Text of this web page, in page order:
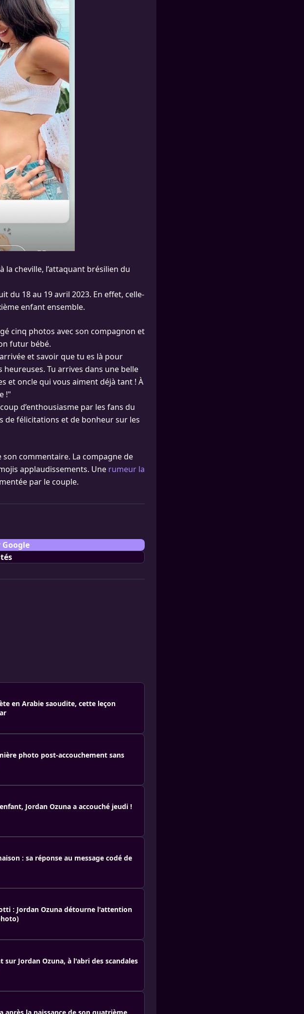
la cheville, l’attaquant brésilien du
du 18 au 19 avril 2023. En effet, celle-
enfant ensemble.
cinq photos avec son compagnon et
futur bébé.
et savoir que tu es là pour
Tu arrives dans une belle
et oncle qui vous aiment déjà tant ! À
!"
d’enthousiasme par les fans du
de félicitations et de bonheur sur les
son commentaire. La compagne de
applaudissements. Une rumeur la
par le couple.
Google
en Arabie saoudite, cette leçon
photo post-accouchement sans
Jordan Ozuna a accouché jeudi !
: sa réponse au message codé de
: Jordan Ozuna détourne l'attention
Jordan Ozuna, à l'abri des scandales